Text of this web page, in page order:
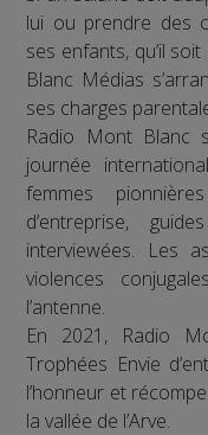
lui ou prendre des
ses enfants, qu’il
Blanc Médias
ses charges
Radio Mont Blanc
journée
femmes
d’entreprise,
interviewées. Les
violences
l’antenne.
En 2021, Radio
Trophées Envie
l’honneur et
la vallée de l’Arve.